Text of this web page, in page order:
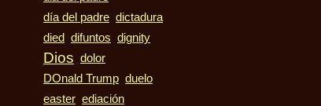
día del padre dictadura
died
difuntos dignity
Dios dolor
DOnald Trump duelo
easter ediación